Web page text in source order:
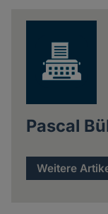
Pascal
Weitere